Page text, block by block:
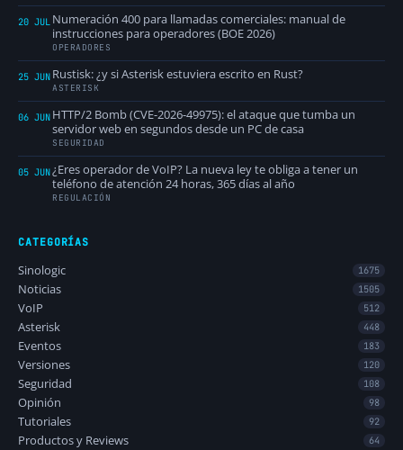
20 JUL Numeración 400 para llamadas comerciales: manual de
instrucciones para operadores (BOE 2026)
OPERADORES
25 JUN Rustisk: ¿y si Asterisk estuviera escrito en Rust?
ASTERISK
06 JUN HTTP/2 Bomb (CVE-2026-49975): el ataque que tumba un
servidor web en segundos desde un PC de casa
SEGURIDAD
05 JUN¿Eres operador de VoIP? La nueva ley te obliga a tener un
teléfono de atención 24 horas, 365 días al año
REGULACIÓN
CATEGORÍAS
Sinologic 1675
Noticias 1505
VoIP 512
Asterisk 448
Eventos 183
Versiones 120
Seguridad 108
Opinión 98
Tutoriales 92
Productos y Reviews 64